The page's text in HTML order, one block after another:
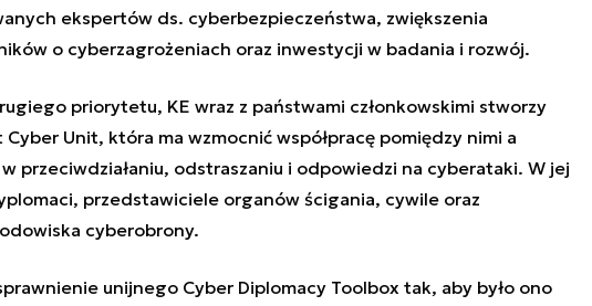
ekspertów ds. cyberbezpieczeństwa, zwiększenia
o cyberzagrożeniach oraz inwestycji w badania i rozwój.
priorytetu, KE wraz z państwami członkowskimi stworzy
Unit, która ma wzmocnić współpracę pomiędzy nimi a
przeciwdziałaniu, odstraszaniu i odpowiedzi na cyberataki. W jej
przedstawiciele organów ścigania, cywile oraz
cyberobrony.
unijnego Cyber Diplomacy Toolbox tak, aby było ono